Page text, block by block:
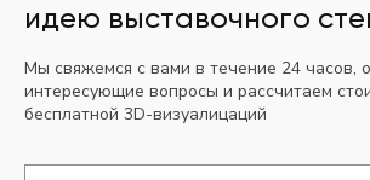
идею выставочного
Мы свяжемся с вами в течение 24 часов,
интересующие вопросы и рассчитаем
бесплатной 3D-визуалицаций